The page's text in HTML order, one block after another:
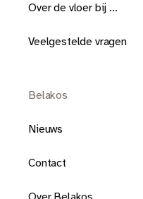
Over de vloer bij ...
Veelgestelde vragen
Belakos
Nieuws
Contact